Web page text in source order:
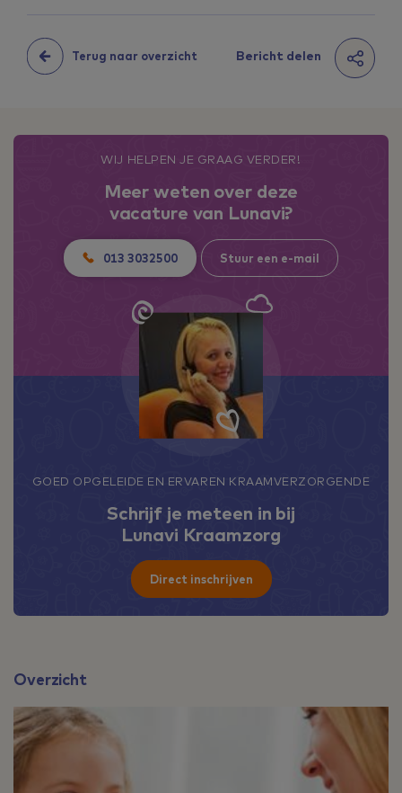
Bericht delen
Terug naar overzicht
WIJ HELPEN JE GRAAG VERDER!
Meer weten over deze
vacature van Lunavi?
013 3032500 Stuur een e-mail
GOED OPGELEIDE EN ERVAREN KRAAMVERZORGENDE
Schrijf je meteen in bij
Lunavi Kraamzorg
Direct inschrijven
Overzicht